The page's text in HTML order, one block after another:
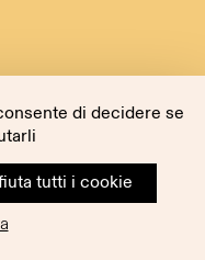
di decidere se
tutti i cookie